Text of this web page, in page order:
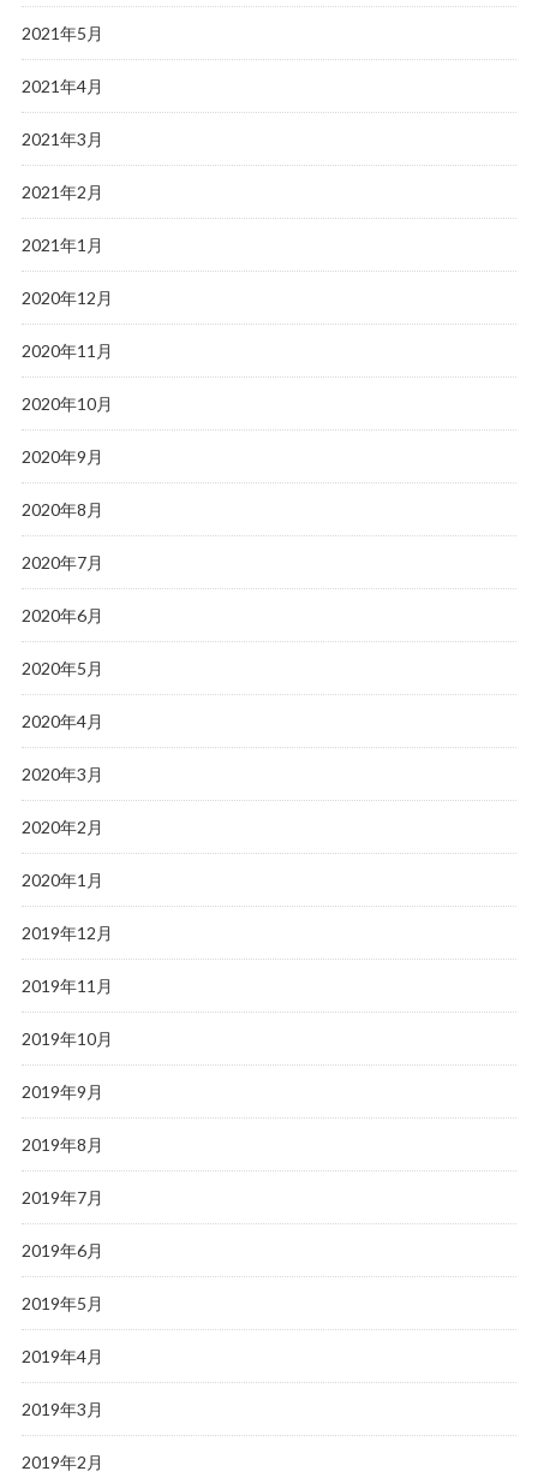
2021年5月
2021年4月
2021年3月
2021年2月
2021年1月
2020年12月
2020年11月
2020年10月
2020年9月
2020年8月
2020年7月
2020年6月
2020年5月
2020年4月
2020年3月
2020年2月
2020年1月
2019年12月
2019年11月
2019年10月
2019年9月
2019年8月
2019年7月
2019年6月
2019年5月
2019年4月
2019年3月
2019年2月